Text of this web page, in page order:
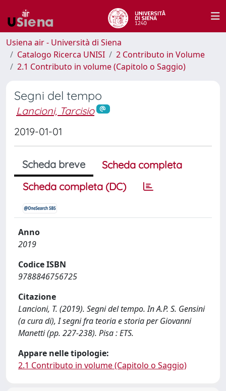
Usiena air - Università di Siena
Catalogo Ricerca UNISI
2 Contributo in Volume
2.1 Contributo in volume (Capitolo o Saggio)
Segni del tempo
Lancioni, Tarcisio
2019-01-01
Scheda breve
Scheda completa
Scheda completa (DC)
Anno
2019
Codice ISBN
9788846756725
Citazione
Lancioni, T. (2019). Segni del tempo. In A.P. S. Gensini
(a cura di), I segni fra teoria e storia per Giovanni
Manetti (pp. 227-238). Pisa : ETS.
Appare nelle tipologie:
2.1 Contributo in volume (Capitolo o Saggio)